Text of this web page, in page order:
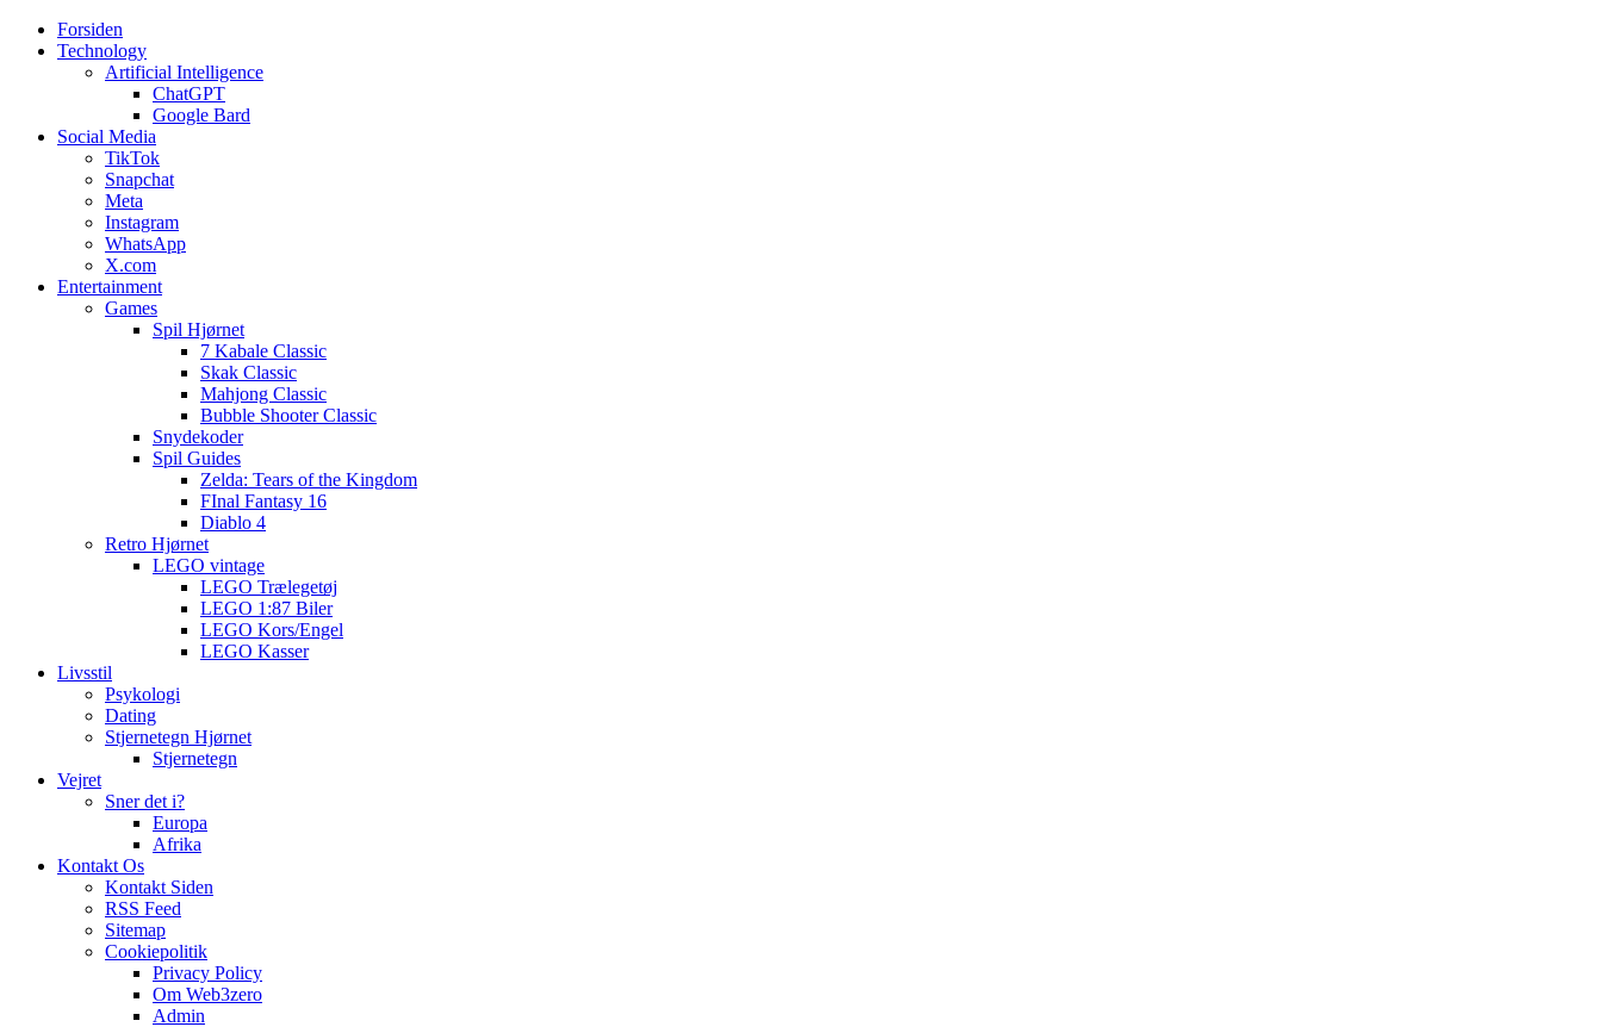
Web3zero.dk
Web3zero.dk
Forsiden
Technology
Artificial Intelligence
ChatGPT
Google Bard
Social Media
TikTok
Snapchat
Meta
Instagram
WhatsApp
X.com
Entertainment
Games
Spil Hjørnet
7 Kabale Classic
Skak Classic
Mahjong Classic
Bubble Shooter Classic
Snydekoder
Spil Guides
Zelda: Tears of the Kingdom
FInal Fantasy 16
Diablo 4
Retro Hjørnet
LEGO vintage
LEGO Trælegetøj
LEGO 1:87 Biler
LEGO Kors/Engel
LEGO Kasser
Livsstil
Psykologi
Dating
Stjernetegn Hjørnet
Stjernetegn
Vejret
Sner det i?
Europa
Afrika
Kontakt Os
Kontakt Siden
RSS Feed
Sitemap
Cookiepolitik
Privacy Policy
Om Web3zero
Admin